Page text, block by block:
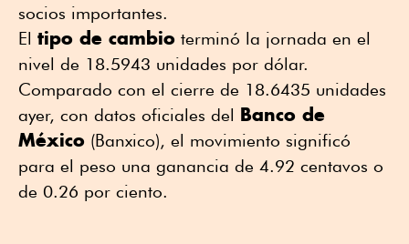
socios importantes.
El tipo de cambio terminó la jornada en el
nivel de 18.5943 unidades por dólar.
Comparado con el cierre de 18.6435 unidades
ayer, con datos oficiales del Banco de
México (Banxico), el movimiento significó
para el peso una ganancia de 4.92 centavos o
de 0.26 por ciento.